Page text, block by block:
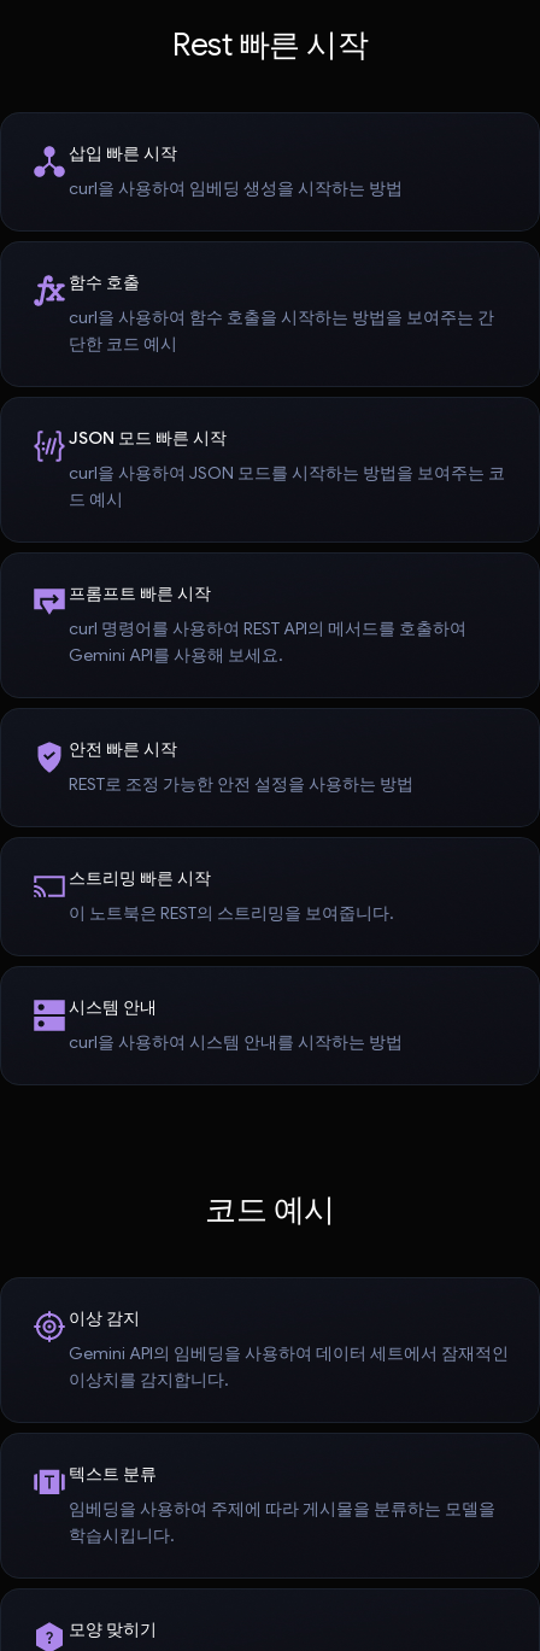
Rest 빠른 시작
삽입 빠른 시작
curl을 사용하여 임베딩 생성을 시작하는 방법
함수 호출
curl을 사용하여 함수 호출을 시작하는 방법을 보여주는 간
단한 코드 예시
JSON 모드 빠른 시작
curl을 사용하여 JSON 모드를 시작하는 방법을 보여주는 코
드 예시
프롬프트 빠른 시작
curl 명령어를 사용하여 REST API의 메서드를 호출하여
Gemini API를 사용해 보세요.
안전 빠른 시작
REST로 조정 가능한 안전 설정을 사용하는 방법
스트리밍 빠른 시작
이 노트북은 REST의 스트리밍을 보여줍니다.
시스템 안내
curl을 사용하여 시스템 안내를 시작하는 방법
코드 예시
이상 감지
Gemini API의 임베딩을 사용하여 데이터 세트에서 잠재적인
이상치를 감지합니다.
텍스트 분류
임베딩을 사용하여 주제에 따라 게시물을 분류하는 모델을
학습시킵니다.
모양 맞히기